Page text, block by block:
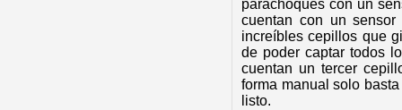
parachoques con un
cuentan con un sensor
increíbles cepillos que
de poder captar todos
cuentan un tercer
forma manual solo
listo.